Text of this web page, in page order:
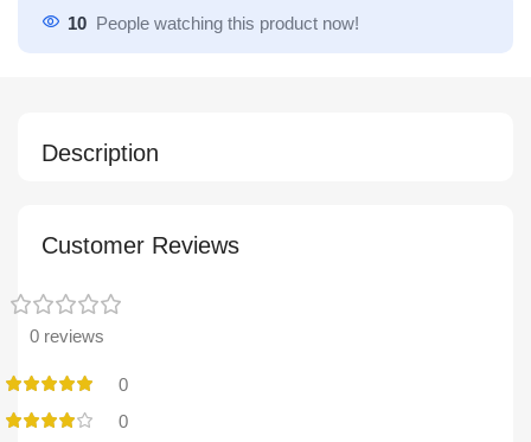
10 People watching this product now!
Description
Customer Reviews
0 reviews
0
0